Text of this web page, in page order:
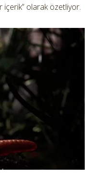
içerik” olarak özetliyor.